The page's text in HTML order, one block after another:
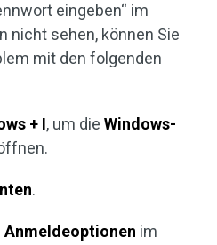
eingeben“ im
nicht sehen, können Sie
mit den folgenden
+ I, um die Windows-
.
Anmeldeoptionen im